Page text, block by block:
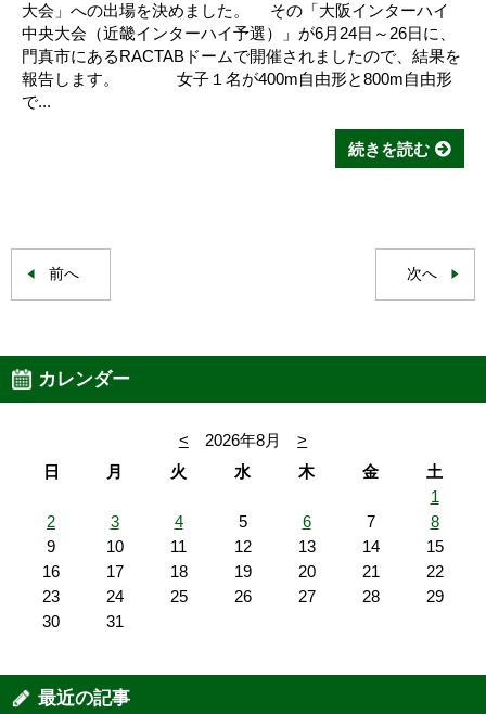
大会」への出場を決めました。 その「大阪インターハイ
中央大会（近畿インターハイ予選）」が6月24日～26日に、
門真市にあるRACTABドームで開催されましたので、結果を
報告します。 女子１名が400m自由形と800m自由形
で...
続きを読む
前へ 次へ
カレンダー
< 2026年8月
>
日
月 火 水 木 金
土
1
2
3 4 5 6 7
8
9
10 11 12 13 14
15
16
17 18 19 20 21
22
23
24 25 26 27 28
29
30
31
最近の記事